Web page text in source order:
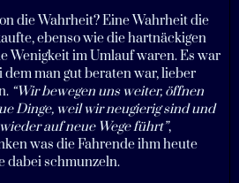
die Wahrheit? Eine Wahrheit die
ebenso wie die hartnäckigen
Wenigkeit im Umlauf waren. Es war
man gut beraten war, lieber
“Wir bewegen uns weiter, öffnen
Dinge, weil wir neugierig sind und
auf neue Wege führt”,
was die Fahrende ihm heute
dabei schmunzeln.